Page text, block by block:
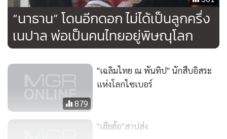
ส่วนเรื่องสัญชาติเจ้าตัวก็ยังยืนยัน ว่าตนนั้นเป็นลูกครึ่งไทย-
เนปาลแน่นอน พร้อมยังวอนสังคมว่าถึงแม้ตนจะเป็นคน
“มันไปกันใหญ่ครับ คือจริงๆ แล้วเรื่องสิทธิมนุษยชน เรื่องความ
เป็นมนุษย์ ความเป็นส่วนตัวของธาน ธานให้เกียรติทุกคน ยืนยัน
ว่าธานเองก็ยังเป็นลูกครึ่งเนปาลเหมือนเดิม ธานยังเป็น นาธาน
ทุกๆ อย่างที่ธานเสนอที่บอกมามันก็คือเรื่องจริงทั้งหมด
“นาธาน” โดนอีกดอก ไม่ได้เป็นลูกครึ่ง
เนปาล พ่อเป็นคนไทยอยู่พิษณุโลก
879
"เฉลิมไทย ณ พันทิป" นักสืบอิสระ
แห่งโลกไซเบอร์
"เฮียฮ้อ"สาปส่ง